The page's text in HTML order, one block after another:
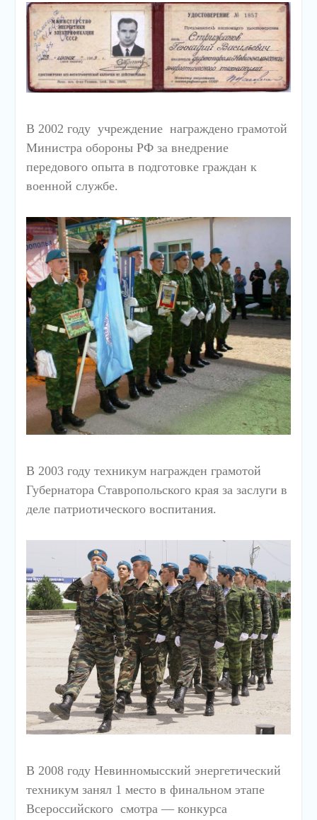
В 2002 году учреждение награждено грамотой
Министра обороны РФ за внедрение
передового опыта в подготовке граждан к
военной службе.
В 2003 году техникум награжден грамотой
Губернатора Ставропольского края за заслуги в
деле патриотического воспитания.
В 2008 году Невинномысский энергетический
техникум занял 1 место в финальном этапе
Всероссийского смотра — конкурса